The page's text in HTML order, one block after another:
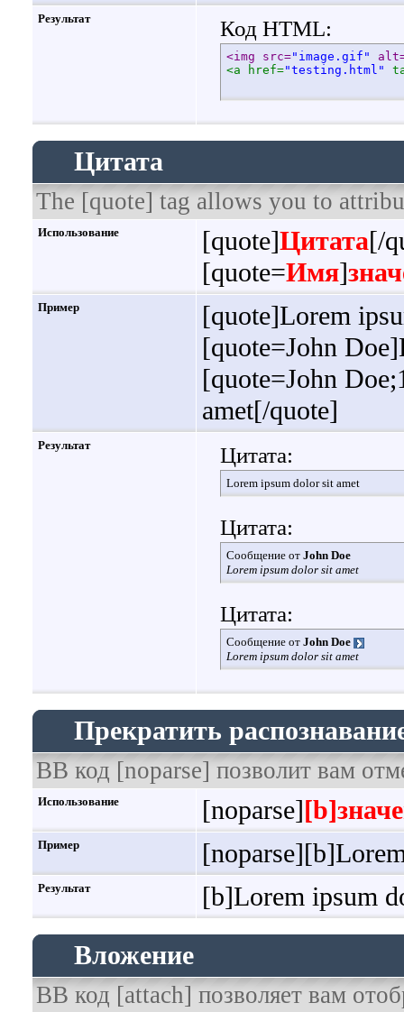
Результат Код HTML:
<img src="image.gif"
<a href="testing.html"
Цитата
The [quote] tag allows you to
Использование [quote]Цитата[/
[quote=Имя]
Пример
[quote]Lorem
[quote=John
[quote=John
amet[/quote]
Результат Цитата:
Lorem ipsum dolor sit amet
Цитата:
Сообщение от John Doe
Lorem ipsum dolor sit amet
Цитата:
Сообщение от John Doe
Lorem ipsum dolor sit amet
Прекратить
BB код [noparse] позволит вам
Использование [noparse]
Пример
Результат
[b]Lorem ipsum
Вложение
BB код [attach] позволяет вам